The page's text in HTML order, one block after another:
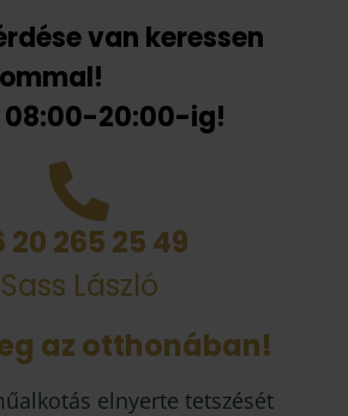
van keressen
08:00-20:00-ig!
20 265 25 49
Sass László
az otthonában!
elnyerte tetszését